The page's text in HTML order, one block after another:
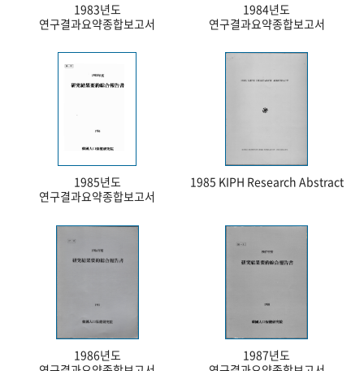
1983년도
연구결과요약종합보고서
1984년도
연구결과요약종합보고서
1985년도
연구결과요약종합보고서
1985 KIPH Research Abstract
1986년도
1987년도